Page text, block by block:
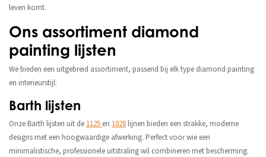
leven komt.
Ons assortiment diamond
painting lijsten
We bieden een uitgebreid assortiment, passend bij elk type diamond painting
en interieurstijl:
Barth lijsten
Onze Barth lijsten uit de 1125 en 1828lijnen bieden een strakke, moderne
designs met een hoogwaardige afwerking. Perfect voor wie een
minimalistische, professionele uitstraling wil combineren met bescherming.